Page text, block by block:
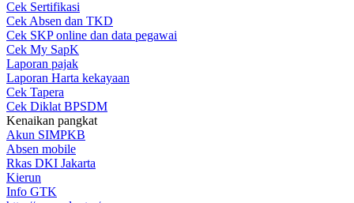
Cek Sertifikasi
Cek Absen dan TKD
Cek SKP online dan data pegawai
Cek My SapK
Laporan pajak
Laporan Harta kekayaan
Cek Tapera
Cek Diklat BPSDM
Kenaikan pangkat
Akun SIMPKB
Absen mobile
Rkas DKI Jakarta
Kierun
Info GTK